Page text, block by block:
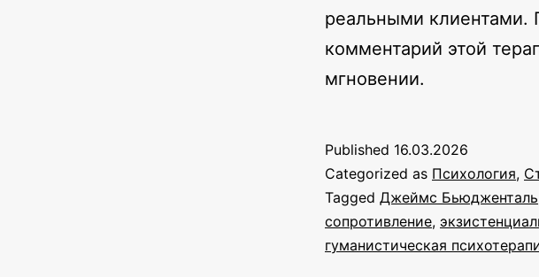
реальными клиентами.
комментарий этой
мгновении.
Published 16.03.2026
Categorized as Психология,
Tagged Джеймс Бьюдженталь
сопротивление,
гуманистическая